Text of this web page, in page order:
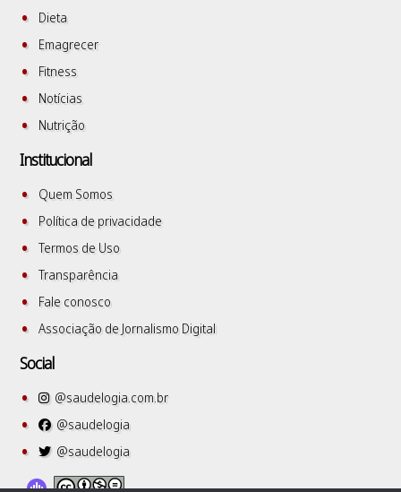
Dieta
Emagrecer
Fitness
Notícias
Nutrição
Institucional
Quem Somos
Política de privacidade
Termos de Uso
Transparência
Fale conosco
Associação de Jornalismo Digital
Social
@saudelogia.com.br
@saudelogia
@saudelogia